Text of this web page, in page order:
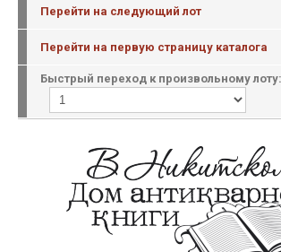
Перейти на следующий лот
Перейти на первую страницу каталога
Быстрый переход к произвольному лоту: